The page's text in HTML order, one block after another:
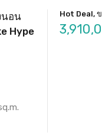
นอน
Hype
Hot Deal,